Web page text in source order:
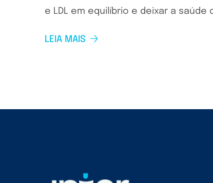
e LDL em equilíbrio e deixar a
LEIA MAIS